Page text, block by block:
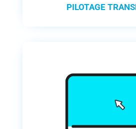
PILOTAGE